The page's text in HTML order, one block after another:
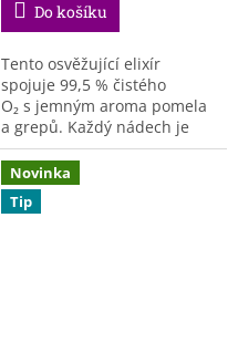
Do košíku
Tento osvěžující elixír
spojuje 99,5 % čistého
O₂ s jemným aroma pomela
a grepů. Každý nádech je
jako doušek čerstvé letní
energie, která probudí
tělo,...
Novinka
Tip